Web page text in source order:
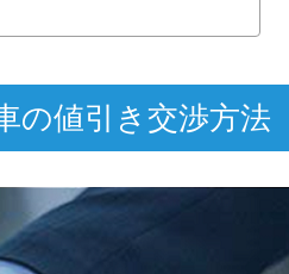
の値引き交渉方法